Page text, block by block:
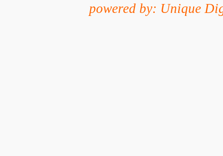
powered by: Unique